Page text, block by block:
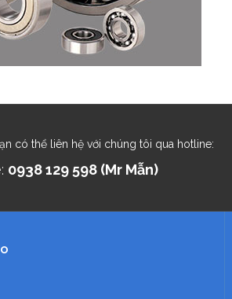
có thể liên hệ với chúng tôi qua hotline:
0938 129 598 (Mr Mẫn)